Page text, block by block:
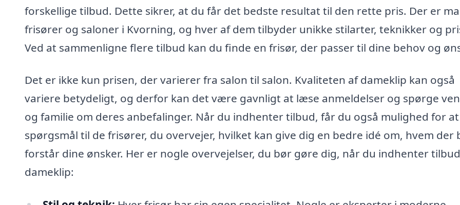
forskellige tilbud. Dette sikrer, at du får det bedste resultat til den rette pris. Der er
frisører og saloner i Kvorning, og hver af dem tilbyder unikke stilarter, teknikker og
Ved at sammenligne flere tilbud kan du finde en frisør, der passer til dine behov og
Det er ikke kun prisen, der varierer fra salon til salon. Kvaliteten af dameklip kan også
variere betydeligt, og derfor kan det være gavnligt at læse anmeldelser og spørge
og familie om deres anbefalinger. Når du indhenter tilbud, får du også mulighed for
spørgsmål til de frisører, du overvejer, hvilket kan give dig en bedre idé om, hvem der
forstår dine ønsker. Her er nogle overvejelser, du bør gøre dig, når du indhenter
dameklip: